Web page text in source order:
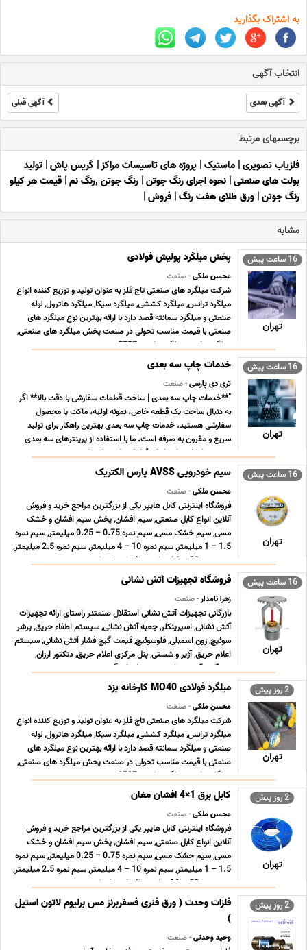
به اشتراک بگذارید
انتخاب آگهی
آگهی بعدی آگهی قبلی
برچسبهای مرتبط
فلزیاب تصویری| ماستیک| پروژه های تاسیسات مراکز| گریس پاش| تولید
بولت های صنعتی| نحوه اجرای رنگ جوتن| رنگ جوتن ,رنگ نم| قیمت هر کیلو
رنگ جوتن| ورق طلای هفت رنگ| فروش|
مشابه
16 ساعت پیش
تهران
پخش میلگرد پولیش فولادی
محسن ملکی- صنعت
شرکت میلگرد های صنعتی تاج فلز به عنوان تولید و توزیع کننده انواع
میلگرد ترانس, میلگرد کششی, میلگرد سیکا, میلگرد هاترول, لوله
صنعتی و میلگرد سمانته قصد دارد با ارائه بهترین نوع میلگرد های
صنعتی با قیمت مناسب تحولی در صنعت پخش میلگرد های صنعتی,
میلگرد ترانس, میلگرد ترانسی ST37 , می ... ...
16 ساعت پیش
تهران
خدمات چاپ سه بعدی
تری دی پارسی- صنعت
"**خدمات چاپ سه بعدی | ساخت قطعات سفارشی با دقت بالا** اگر
به دنبال ساخت یک قطعه خاص، نمونه اولیه، ماکت یا محصول
سفارشی هستید، خدمات چاپ سه بعدی بهترین راهکار برای تولید
سریع و مقرون به صرفه است. ما با استفاده از پرینترهای سه بعدی
صنعتی، امکان تولید انواع قطعات پلاستیکی را ب ... ...
16 ساعت پیش
تهران
سیم خودرویی AVSS پارس الکتریک
محسن ملکی- صنعت
فروشگاه اینترنتی کابل هایپر یکی از بزرگترین مراجع خرید و فروش
آنلاین انواع کابل صنعتی, سیم افشان, پخش سیم افشان و خشک
مسی, سیم خشک مسی, سیم نمره 0.75 – 0.25 میلیمتر, سیم نمره
1.5 – 1 میلیمتر, سیم نمره 10 – 4 میلیمتر, سیم نمره 2.5 میلیمتر,
سیم نمره 50 – 16 میلیمتر افشان و خشک زمین ... ...
16 ساعت پیش
تهران
فروشگاه تجهیزات آتش نشانی
زهرا نامدار- صنعت
بازرگانی تجهیزات آتش نشانی استقلال صنعتدر راستای ارائه تجهیزات
آتش نشانی, اسپرینکلر, جعبه آتش نشانی, سیستم اطفاء حریق, پرشر
سوئیچ, زون اسمبلی, فلوسوئیچ, قیمت گیج فشار آتش نشانی, سیستم
اعلام حریق, آژیر و شستی, پنل مرکزی اعلام حریق, دتکتور ارزان,
شیرآلات آتش نشانی, شیر پروانه ای گی ... ...
2 روز پیش
تهران
میلگرد فولادی MO40 کارخانه یزد
محسن ملکی- صنعت
شرکت میلگرد های صنعتی تاج فلز به عنوان تولید و توزیع کننده انواع
میلگرد ترانس, میلگرد کششی, میلگرد سیکا, میلگرد هاترول, لوله
صنعتی و میلگرد سمانته قصد دارد با ارائه بهترین نوع میلگرد های
صنعتی با قیمت مناسب تحولی در صنعت پخش میلگرد های صنعتی,
میلگرد ترانس, میلگرد ترانسی ST37 , می ... ...
2 روز پیش
تهران
کابل برق 1×4 افشان مغان
محسن ملکی- صنعت
فروشگاه اینترنتی کابل هایپر یکی از بزرگترین مراجع خرید و فروش
آنلاین انواع کابل صنعتی, سیم افشان, پخش سیم افشان و خشک
مسی, سیم خشک مسی, سیم نمره 0.75 – 0.25 میلیمتر, سیم نمره
1.5 – 1 میلیمتر, سیم نمره 10 – 4 میلیمتر, سیم نمره 2.5 میلیمتر,
سیم نمره 50 – 16 میلیمتر افشان و خشک زمین ... ...
2 روز پیش
فلزات وحدت ( ورق فنری فسفربرنز مس برلیوم لاتون استیل
)
وحید وحدتی- صنعت